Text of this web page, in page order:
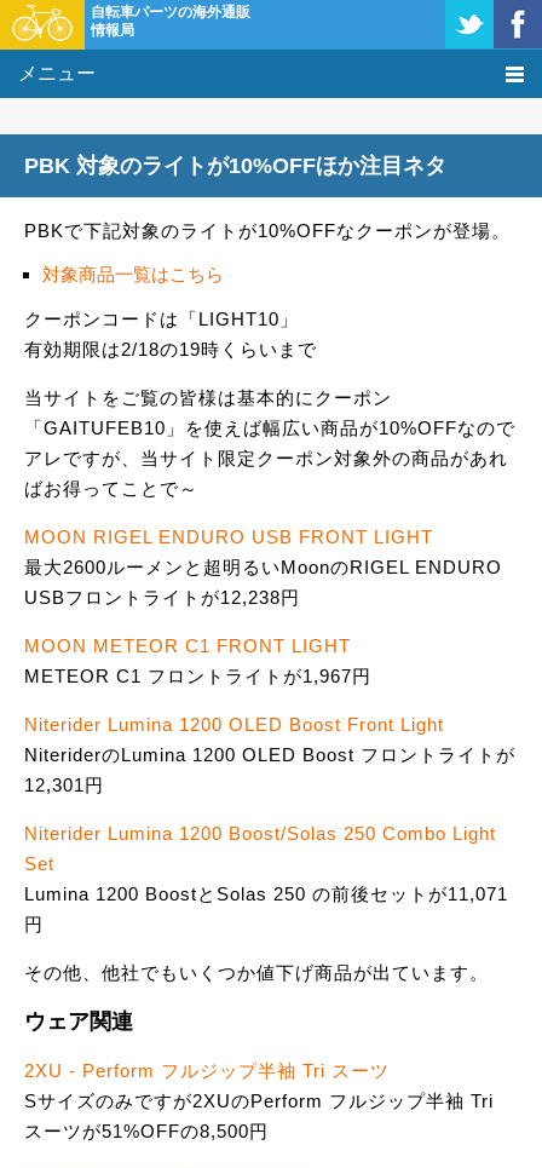
自転車パーツの海外通販
情報局
メニュー
基礎知識
クーポン＆セール
激安情報
PBK 対象のライトが10%OFFほか注目ネタ
PBKで下記対象のライトが10%OFFなクーポンが登場。
対象商品一覧はこちら
クーポンコードは「LIGHT10」
有効期限は2/18の19時くらいまで
当サイトをご覧の皆様は基本的にクーポン
「GAITUFEB10」を使えば幅広い商品が10%OFFなので
アレですが、当サイト限定クーポン対象外の商品があれ
ばお得ってことで～
MOON RIGEL ENDURO USB FRONT LIGHT
最大2600ルーメンと超明るいMoonのRIGEL ENDURO
USBフロントライトが12,238円
MOON METEOR C1 FRONT LIGHT
METEOR C1 フロントライトが1,967円
Niterider Lumina 1200 OLED Boost Front Light
NiteriderのLumina 1200 OLED Boost フロントライトが
12,301円
Niterider Lumina 1200 Boost/Solas 250 Combo Light
Set
Lumina 1200 BoostとSolas 250 の前後セットが11,071
円
その他、他社でもいくつか値下げ商品が出ています。
ウェア関連
2XU - Perform フルジップ半袖 Tri スーツ
Sサイズのみですが2XUのPerform フルジップ半袖 Tri
スーツが51%OFFの8,500円